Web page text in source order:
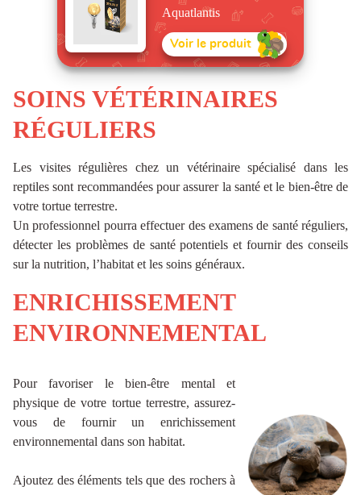
Aquatlantis
Voir le produit
SOINS VÉTÉRINAIRES
RÉGULIERS
Les visites régulières chez un vétérinaire spécialisé dans les
reptiles sont recommandées pour assurer la santé et le bien-être de
votre tortue terrestre.
Un professionnel pourra effectuer des examens de santé réguliers,
détecter les problèmes de santé potentiels et fournir des conseils
sur la nutrition, l’habitat et les soins généraux.
ENRICHISSEMENT
ENVIRONNEMENTAL
Pour favoriser le bien-être mental et
physique de votre tortue terrestre, assurez-
vous de fournir un enrichissement
environnemental dans son habitat.
Ajoutez des éléments tels que des rochers à